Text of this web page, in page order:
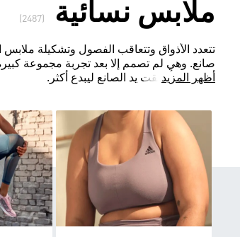
ملابس نسائية
تتعدد الأذواق وتتعاقب الفصول وتشكيلة ملابس
صانع. وهي لم تصمم إلا بعد تجربة مجموعة
المعتمدة أطلقت يد الصانع ليبدع أكثر.
أظهر المزيد